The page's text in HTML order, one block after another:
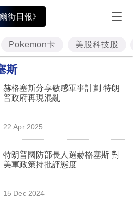
街日報》
Pokemon卡 美股科技股
斯
赫格塞斯分享敏感軍事計劃 特朗
普政府再現混亂
22 Apr 2025
特朗普國防部長人選赫格塞斯 對
美軍政策持批評態度
15 Dec 2024